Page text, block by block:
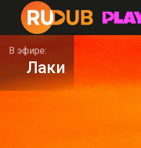
В эфире:
Лаки